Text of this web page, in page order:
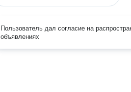
Пользователь дал согласие на
объявлениях